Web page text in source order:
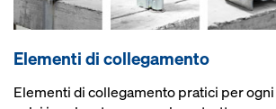
Elementi di collegamento
Elementi di collegamento pratici per